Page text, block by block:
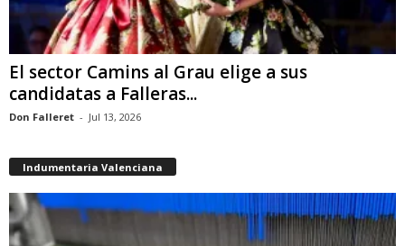
El sector Camins al Grau elige a sus
candidatas a Falleras...
Don Falleret - Jul 13, 2026
Indumentaria Valenciana